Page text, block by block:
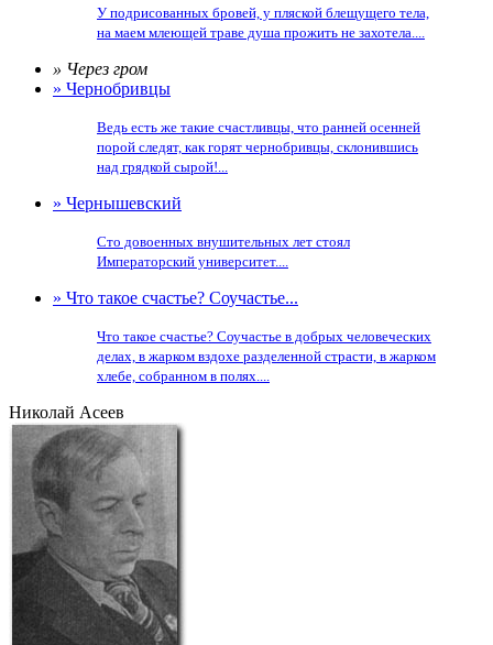
У подрисованных бровей, у пляской блещущего тела,
на маем млеющей траве душа прожить не захотела....
» Через гром
» Чернобривцы
Ведь есть же такие счастливцы, что ранней осенней
порой следят, как горят чернобривцы, склонившись
над грядкой сырой!...
» Чернышевский
Сто довоенных внушительных лет стоял
Императорский университет....
» Что такое счастье? Соучастье...
Что такое счастье? Соучастье в добрых человеческих
делах, в жарком вздохе разделенной страсти, в жарком
хлебе, собранном в полях....
Николай Асеев